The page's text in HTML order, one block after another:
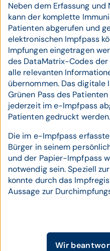
Neben dem Erfassung
kann der komplette
Patienten abgerufen und
elektronischen Impfpass
Impfungen eingetragen
des DataMatrix-Codes
alle relevanten
übernommen. Das
Grünen Pass des
jederzeit im e-Impfpass
Patienten gedruckt werden.
Die im e-Impfpass
Bürger in seinem
und der Papier-Impfpass
notwendig sein. Speziell
konnte durch das
Aussage zur
Wir